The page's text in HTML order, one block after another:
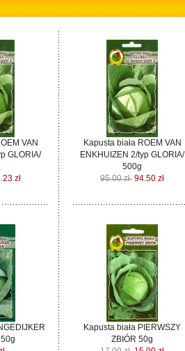
VAN
GLORIA/
zł
Kapusta biała ROEM VAN
ENKHUIZEN 2/typ GLORIA/
500g
95.00 zł 94.50 zł
Kapusta biała PIERWSZY
ZBIÓR 50g